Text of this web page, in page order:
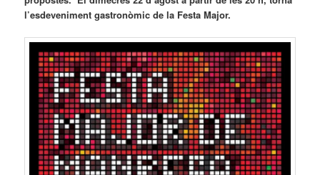
l’esdeveniment gastronòmic de la Festa Major.